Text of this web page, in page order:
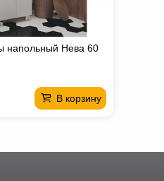
напольный Нева 60
В корзину